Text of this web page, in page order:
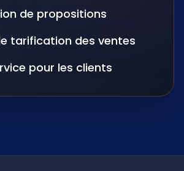
de propositions
tarification des ventes
pour les clients